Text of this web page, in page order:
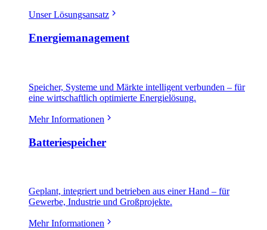
Unser Lösungsansatz
Energiemanagement
Speicher, Systeme und Märkte intelligent verbunden – für
eine wirtschaftlich optimierte Energielösung.
Mehr Informationen
Batteriespeicher
Geplant, integriert und betrieben aus einer Hand – für
Gewerbe, Industrie und Großprojekte.
Mehr Informationen